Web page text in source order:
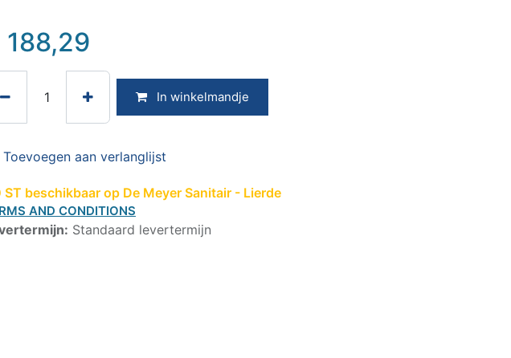
188,29
In winkelmandje
Toevoegen aan verlanglijst
ST beschikbaar op De Meyer Sanitair - Lierde
AND CONDITIONS
Standaard levertermijn